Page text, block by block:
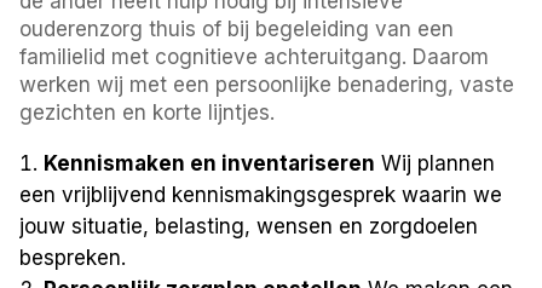
ouderenzorg thuis of bij begeleiding van een
familielid met cognitieve achteruitgang. Daarom
werken wij met een persoonlijke benadering, vaste
gezichten en korte lijntjes.
Kennismaken en inventariseren Wij plannen
een vrijblijvend kennismakingsgesprek waarin we
jouw situatie, belasting, wensen en zorgdoelen
bespreken.